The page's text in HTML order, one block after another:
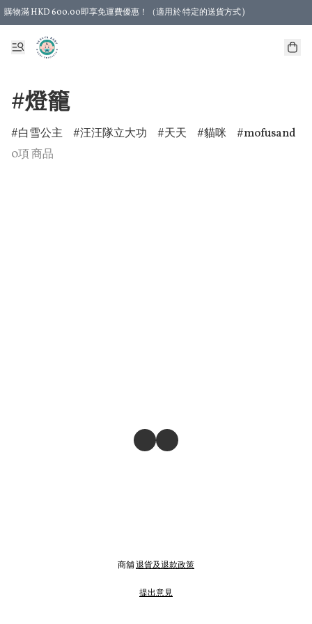
購物滿 HKD 600.00即享免運費優惠！（適用於 特定的送貨方式 )
#燈籠
白雪公主 汪汪隊立大功 天天 貓咪
mofusand
0項 商品
商舖退貨及退款政策
提出意見